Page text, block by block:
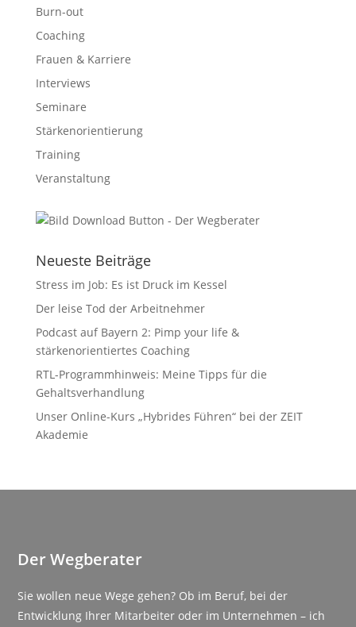
Burn-out
Coaching
Frauen & Karriere
Interviews
Seminare
Stärkenorientierung
Training
Veranstaltung
Neueste Beiträge
Stress im Job: Es ist Druck im Kessel
Der leise Tod der Arbeitnehmer
Podcast auf Bayern 2: Pimp your life &
stärkenorientiertes Coaching
RTL-Programmhinweis: Meine Tipps für die
Gehaltsverhandlung
Unser Online-Kurs „Hybrides Führen“ bei der ZEIT
Akademie
Der Wegberater
Sie wollen neue Wege gehen? Ob im Beruf, bei der
Entwicklung Ihrer Mitarbeiter oder im Unternehmen – ich